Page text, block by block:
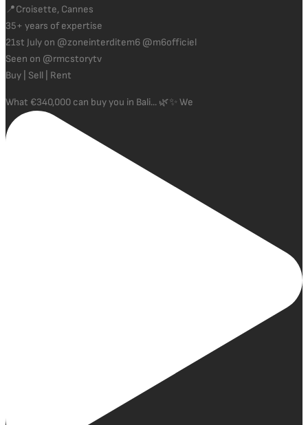
📍Croisette, Cannes
35+ years of expertise
21st July on @zoneinterditem6 @m6officiel
Seen on @rmcstorytv
Buy | Sell | Rent
What €340,000 can buy you in Bali... 🌿✨ We